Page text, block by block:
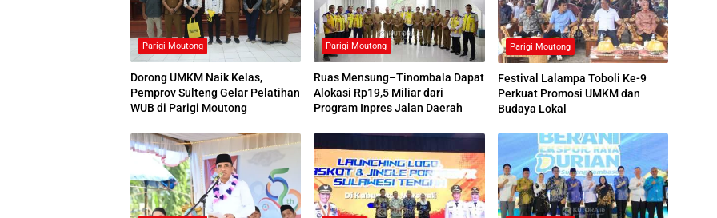
Parigi Moutong
Dorong UMKM Naik Kelas,
Pemprov Sulteng Gelar Pelatihan
WUB di Parigi Moutong
Parigi Moutong
Ruas Mensung–Tinombala Dapat
Alokasi Rp19,5 Miliar dari
Program Inpres Jalan Daerah
Parigi Moutong
Festival Lalampa Toboli Ke-9
Perkuat Promosi UMKM dan
Budaya Lokal